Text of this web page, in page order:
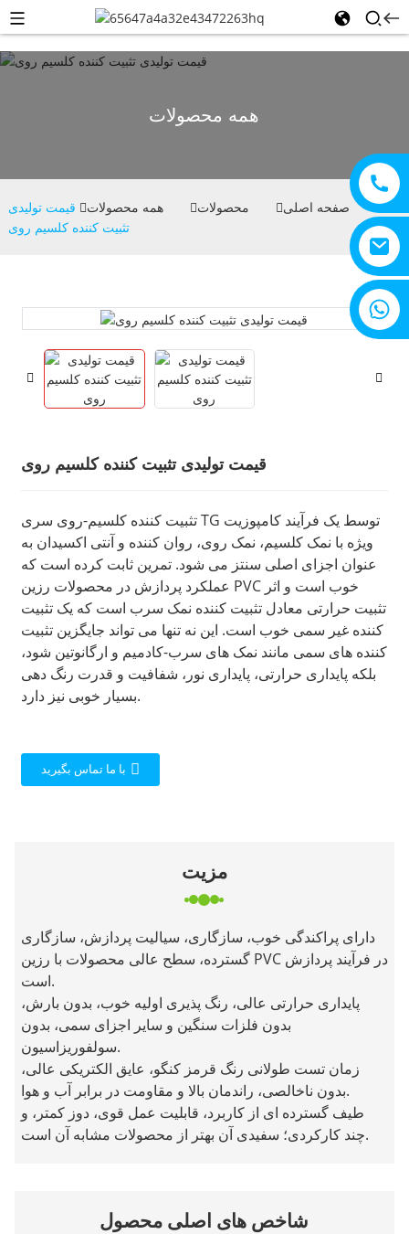
+8615805330828
همه محصولات
صفحه اصلی محصولات همه محصولات
قیمت تولیدی
تثبیت کننده کلسیم روی
قیمت تولیدی تثبیت کننده کلسیم روی
تثبیت کننده کلسیم-روی سری TG توسط یک فرآیند کامپوزیت
ویژه با نمک کلسیم، نمک روی، روان کننده و آنتی اکسیدان به
عنوان اجزای اصلی سنتز می شود. تمرین ثابت کرده است که
عملکرد پردازش در محصولات رزین PVC خوب است و اثر
تثبیت حرارتی معادل تثبیت کننده نمک سرب است که یک تثبیت
کننده غیر سمی خوب است. این نه تنها می تواند جایگزین تثبیت
کننده های سمی مانند نمک های سرب-کادمیم و ارگانوتین شود،
بلکه پایداری حرارتی، پایداری نور، شفافیت و قدرت رنگ دهی
بسیار خوبی نیز دارد.
با ما تماس بگیرید
مزیت
دارای پراکندگی خوب، سازگاری، سیالیت پردازش، سازگاری
گسترده، سطح عالی محصولات با رزین PVC در فرآیند پردازش
است.
پایداری حرارتی عالی، رنگ پذیری اولیه خوب، بدون بارش،
بدون فلزات سنگین و سایر اجزای سمی، بدون
سولفوریزاسیون.
زمان تست طولانی رنگ قرمز کنگو، عایق الکتریکی عالی،
بدون ناخالصی، راندمان بالا و مقاومت در برابر آب و هوا.
طیف گسترده ای از کاربرد، قابلیت عمل قوی، دوز کمتر، و
چند کارکردی؛ سفیدی آن بهتر از محصولات مشابه آن است.
شاخص های اصلی محصول